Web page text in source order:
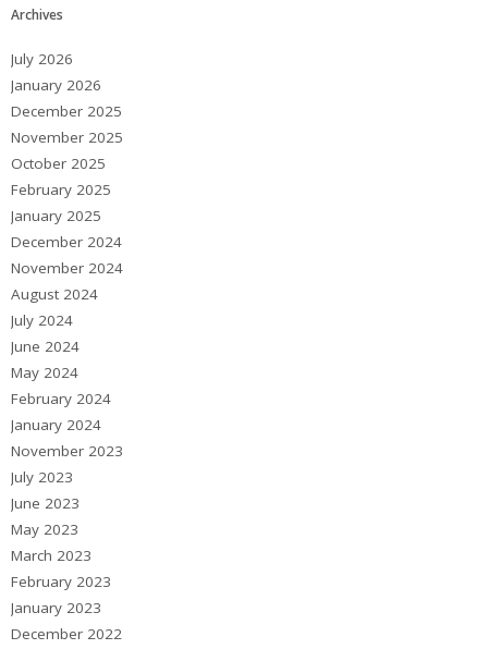
Archives
July 2026
January 2026
December 2025
November 2025
October 2025
February 2025
January 2025
December 2024
November 2024
August 2024
July 2024
June 2024
May 2024
February 2024
January 2024
November 2023
July 2023
June 2023
May 2023
March 2023
February 2023
January 2023
December 2022